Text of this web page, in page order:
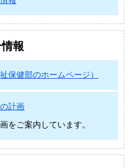
報
保健部のホームページ）
計画
をご案内しています。